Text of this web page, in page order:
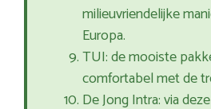
milieuvriendelijke
Europa.
TUI: de mooiste
comfortabel met de
De Jong Intra: via